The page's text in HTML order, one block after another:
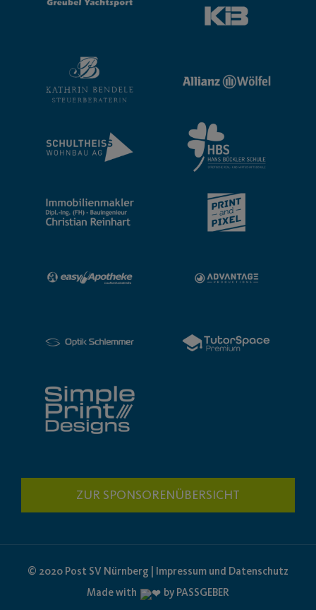
ZUR SPONSORENÜBERSICHT
© 2020 Post SV Nürnberg | Impressum und Datenschutz
Made with
by PASSGEBER